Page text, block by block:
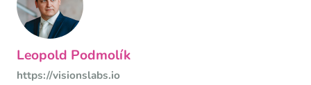
Leopold Podmolík
https://visionslabs.io